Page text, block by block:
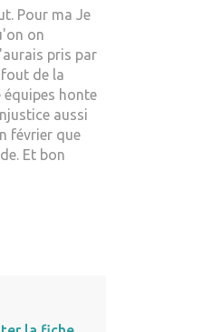
Pour ma Je
on
pris par
de la
honte
aussi
février que
Et bon